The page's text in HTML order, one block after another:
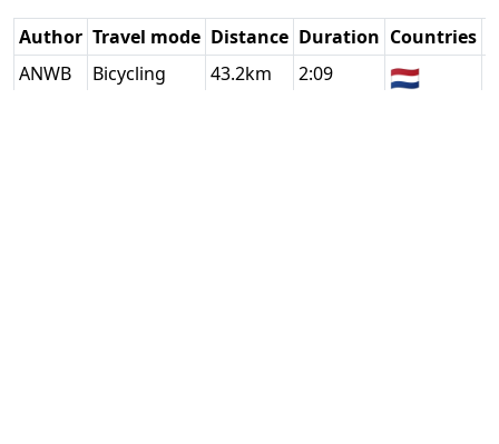
Author Travel mode Distance Duration Countries
ANWB
Bicycling
43.2km
2:09 🇳🇱